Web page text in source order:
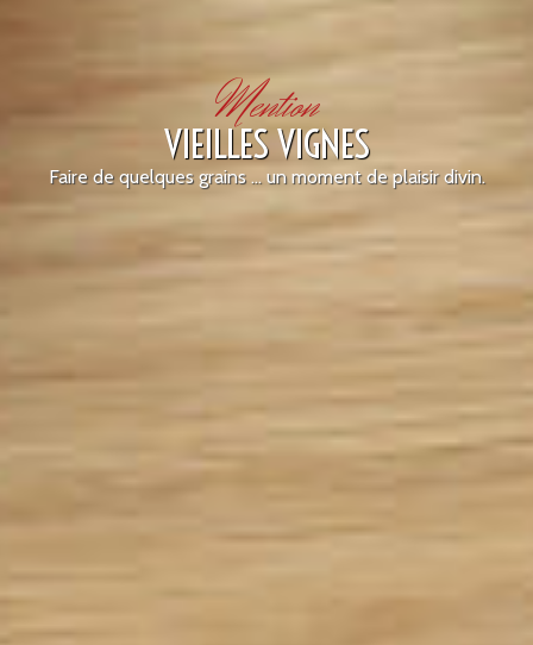
Mention
VIEILLES VIGNES
Faire de quelques grains ... un moment de plaisir divin.